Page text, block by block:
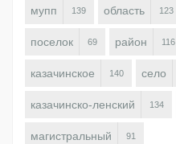
мупп 139 область 123
поселок 69 район 116
казачинское 140 село
казачинско-ленский 134
магистральный 91